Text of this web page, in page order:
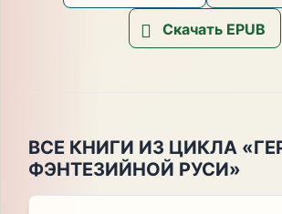
Скачать EPUB
ВСЕ КНИГИ ИЗ ЦИКЛА
ФЭНТЕЗИЙНОЙ РУСИ»